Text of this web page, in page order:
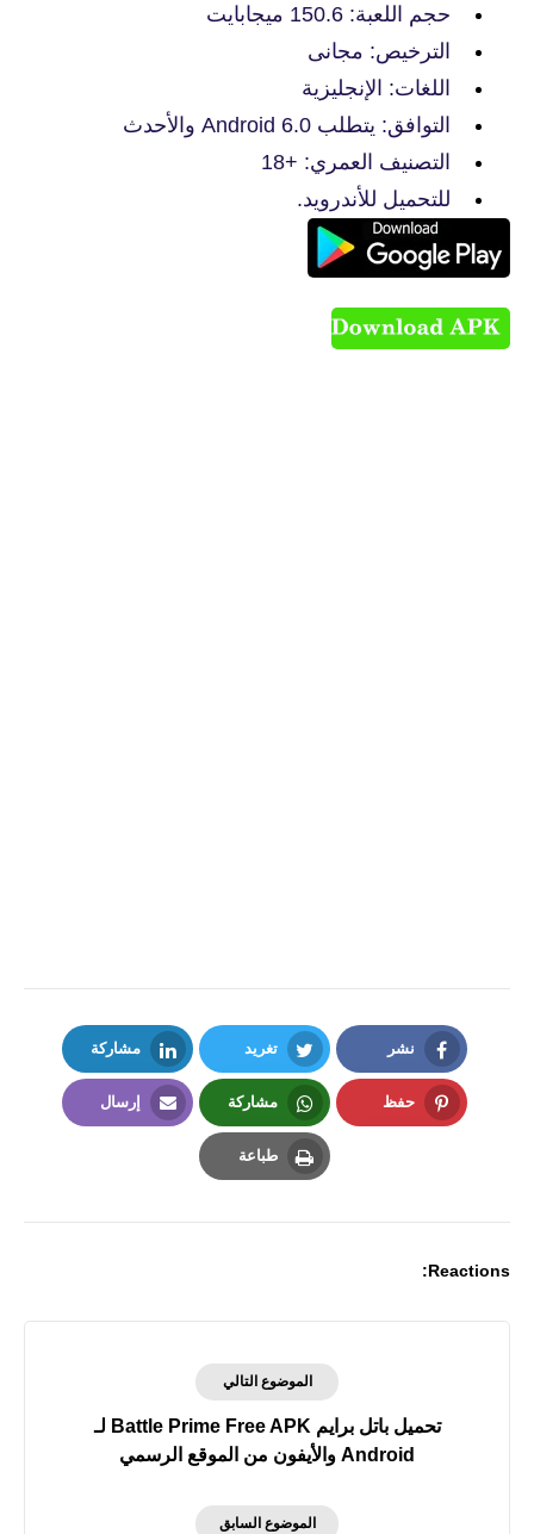
حجم اللعبة: 150.6 ميجابايت
الترخيص: مجانى
اللغات: الإنجليزية
التوافق: يتطلب Android 6.0 والأحدث
التصنيف العمري: +18
للتحميل للأندرويد.
نشر
Facebook
تغريد
Twitter
مشاركة
LinkedIn
حفظ مشاركة
Whatsapp
إرسال
طباعة
Reactions:
الموضوع التالي
تحميل باتل برايم Battle Prime Free APK لـ
Android والأيفون من الموقع الرسمي
الموضوع السابق